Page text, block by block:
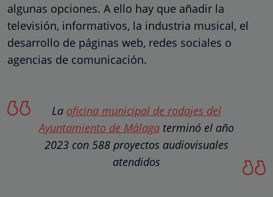
algunas opciones. A ello hay que añadir la
televisión, informativos, la industria musical, el
desarrollo de páginas web, redes sociales o
agencias de comunicación.
La oficina municipal de rodajes del
Ayuntamiento de Málaga terminó el año
2023 con 588 proyectos audiovisuales
atendidos